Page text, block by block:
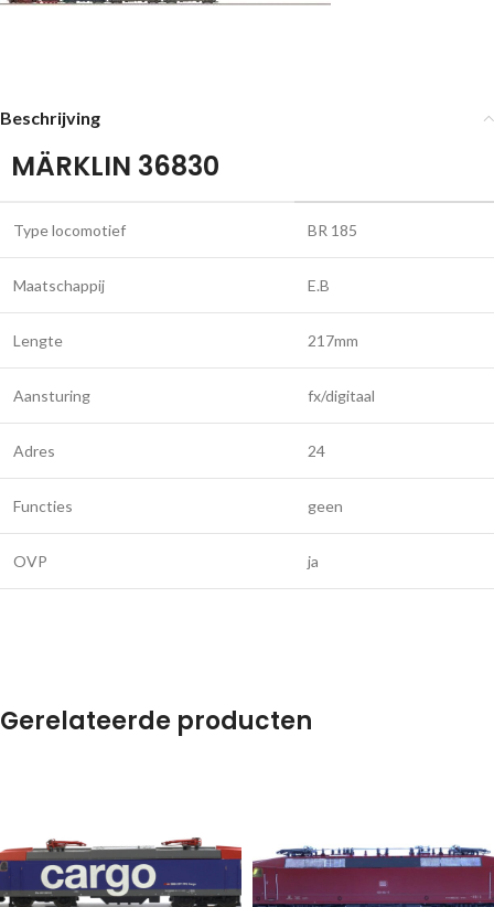
Beschrijving
MÄRKLIN 36830
Type locomotief BR 185
Maatschappij E.B
Lengte 217mm
Aansturing fx/digitaal
Adres 24
Functies geen
OVP ja
Gerelateerde producten